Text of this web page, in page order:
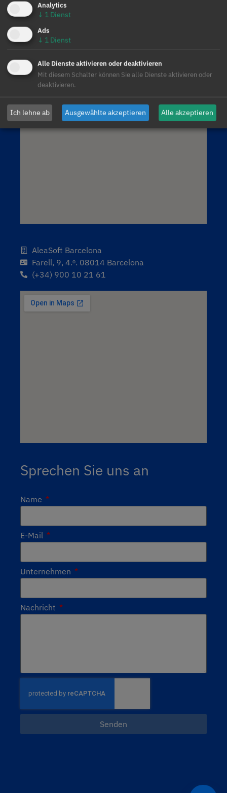
AleaSoft Barcelona
Viladomat, 1, 1.º-1.ª. 08015 Barcelona
AleaSoft Barcelona
Farell, 9, 4.ᵒ. 08014 Barcelona
(+34) 900 10 21 61
Sprechen Sie uns an
Name
E-Mail
Unternehmen
Nachricht
Senden
Analytics
↓ 1 Dienst
Ads
↓ 1 Dienst
Alle Dienste aktivieren oder deaktivieren
Mit diesem Schalter können Sie alle Dienste aktivieren oder
deaktivieren.
Ich lehne ab Ausgewählte akzeptieren Alle akzeptieren